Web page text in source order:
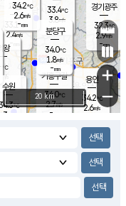
과천
33.1℃
2.4m/s
- mm
용인
34.2℃
2.6m/s
경기광주
32.3℃
2.9m/s
-mm
의왕
℃
m/s
mm
33.4℃
3.8m/s
-mm
34.2℃
2.6m/s
-mm
기흥구갈
34.0℃
2.7m/s
-
분당구
34.0℃
1.8m/s
-mm
수원
℃
3 m/s
+
−
20 km